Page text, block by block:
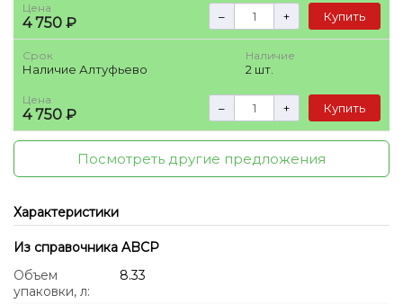
Цена
4 750 ₽ – + Купить
Срок
Наличие Алтуфьево
Наличие
2 шт.
Цена
4 750 ₽ – + Купить
Посмотреть другие предложения
Характеристики
Из справочника ABCP
Объем
упаковки, л:
8.33